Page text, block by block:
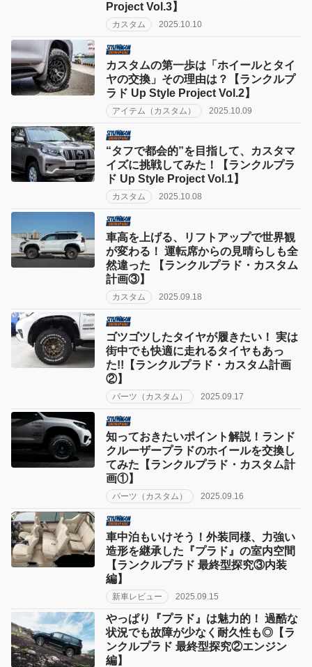
Project Vol.3】
カスタム 2025.10.10
カスタムの第一歩は「ホイールとタイ
ヤの交換」その理由は？【ランクルプ
ラド Up Style Project Vol.2】
アイテム（カスタム） 2025.10.09
“タフで都会的”を目指して、カスタマ
イズに挑戦してみた！【ランクルプラ
ド Up Style Project Vol.1】
カスタム 2025.10.08
車高を上げる、リフトアップで世界観
が変わる！ 運転席からの見晴らしも全
然違った 【ランクルプラド・カスタム
計画③】
カスタム 2025.09.18
ゴツゴツしたタイヤが履きたい！ 実は
街中でも快適に走れるタイヤもあっ
た!!【ランクルプラド・カスタム計画
②】
パーツ（カスタム） 2025.09.17
知っておきたいポイント解説！ランド
クルーザープラドのホイールを交換し
てみた【ランクルプラド・カスタム計
画①】
パーツ（カスタム） 2025.09.16
車中泊もいけそう！外装同様、力強い
造形を継承した『プラド』の室内空間
【ランクルプラド 最終型探究③内装
編】
新車レビュー 2025.09.15
やっぱり『プラド』は魅力的！ 過酷な
状況でも故障が少なく耐久性も◎【ラ
ンクルプラド 最終型探究②エンジン
編】